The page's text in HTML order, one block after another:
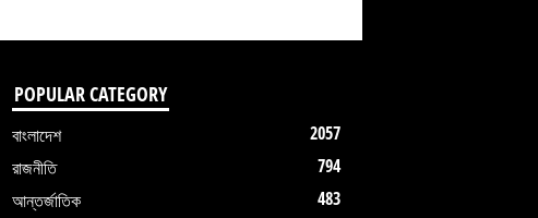
POPULAR CATEGORY
বাংলাদেশ
2057
রাজনীতি
794
আন্তর্জাতিক
483